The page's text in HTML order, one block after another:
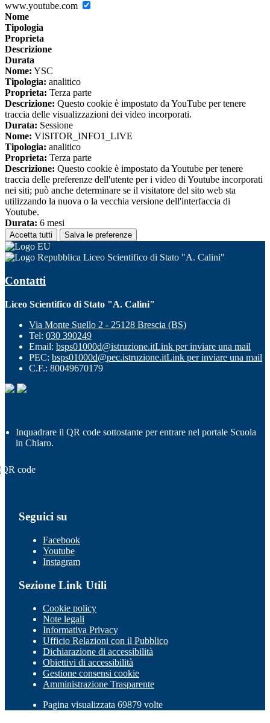
www.youtube.com
Nome
Tipologia
Proprieta
Descrizione
Durata
Nome: YSC
Tipologia: analitico
Proprieta: Terza parte
Descrizione: Questo cookie è impostato da YouTube per tenere
traccia delle visualizzazioni dei video incorporati.
Durata: Sessione
Nome: VISITOR_INFO1_LIVE
Tipologia: analitico
Proprieta: Terza parte
Descrizione: Questo cookie è impostato da Youtube per tenere
traccia delle preferenze dell'utente per i video di Youtube incorporati
nei siti; può anche determinare se il visitatore del sito web sta
utilizzando la nuova o la vecchia versione dell'interfaccia di
Youtube.
Durata: 6 mesi
Accetta tutti Salva le preferenze
Liceo Scientifico di Stato "A. Calini"
Contatti
Liceo Scientifico di Stato "A. Calini"
Via Monte Suello 2 - 25128 Brescia (BS)
Tel: 030 390249
Email: bsps01000d@istruzione.itLink per inviare una mail
PEC: bsps01000d@pec.istruzione.itLink per inviare una mail
C.F.: 80049670179
Inquadrare il QR code sottostante per entrare nel portale Scuola
in Chiaro.
Seguici su
Facebook
Youtube
Instagram
Sezione Link Utili
Cookie policy
Note legali
Informativa Privacy
Ufficio Relazioni con il Pubblico
Dichiarazione di accessibilità
Obiettivi di accessibilità
Gestione consensi cookie
Amministrazione Trasparente
Pagina visualizzata 69879 volte